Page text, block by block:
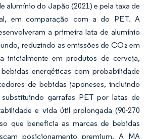
alumínio do Japão (2021) e pela taxa de
em comparação com a do PET. A
a primeira lata de alumínio
reduzindo as emissões de CO₂ em
inicialmente em produtos de cerveja,
energéticas com probabilidade
de bebidas japoneses, incluindo
garrafas PET por latas de
e vida útil prolongada (90-270
que beneficia as marcas de bebidas
posicionamento premium. A MA